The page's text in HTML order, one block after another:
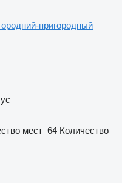
пригородный
мест 64 Количество